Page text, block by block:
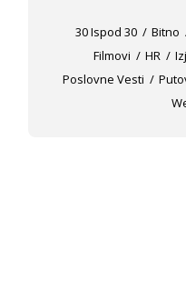
30 Ispod 30 Bitno
Filmovi
HR
Poslovne Vesti